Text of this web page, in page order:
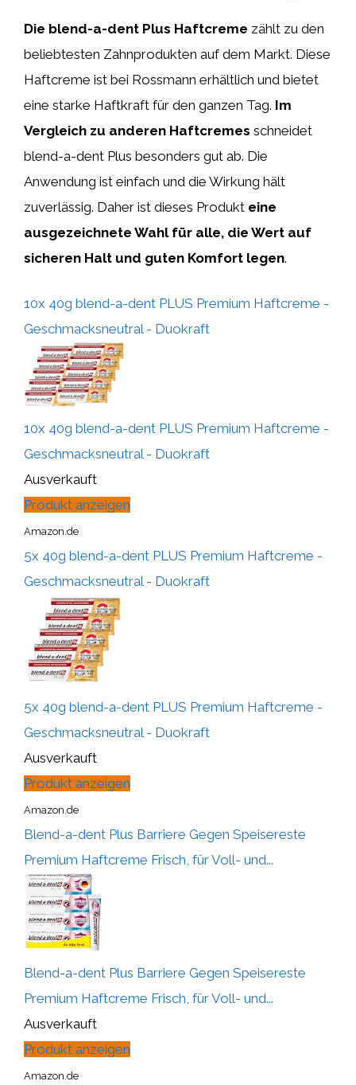
Die blend-a-dent Plus Haftcreme zählt zu den
beliebtesten Zahnprodukten auf dem Markt. Diese
Haftcreme ist bei Rossmann erhältlich und bietet
eine starke Haftkraft für den ganzen Tag. Im
Vergleich zu anderen Haftcremes schneidet
blend-a-dent Plus besonders gut ab. Die
Anwendung ist einfach und die Wirkung hält
zuverlässig. Daher ist dieses Produkt eine
ausgezeichnete Wahl für alle, die Wert auf
sicheren Halt und guten Komfort legen.
10x 40g blend-a-dent PLUS Premium Haftcreme -
Geschmacksneutral - Duokraft
10x 40g blend-a-dent PLUS Premium Haftcreme -
Geschmacksneutral - Duokraft
Ausverkauft
Produkt anzeigen
Amazon.de
5x 40g blend-a-dent PLUS Premium Haftcreme -
Geschmacksneutral - Duokraft
5x 40g blend-a-dent PLUS Premium Haftcreme -
Geschmacksneutral - Duokraft
Ausverkauft
Produkt anzeigen
Amazon.de
Blend-a-dent Plus Barriere Gegen Speisereste
Premium Haftcreme Frisch, für Voll- und...
Blend-a-dent Plus Barriere Gegen Speisereste
Premium Haftcreme Frisch, für Voll- und...
Ausverkauft
Produkt anzeigen
Amazon.de